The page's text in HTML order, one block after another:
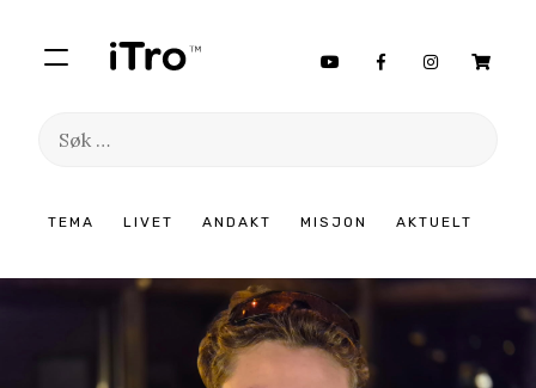
TEMA LIVET ANDAKT MISJON AKTUELT
Søk
innhold